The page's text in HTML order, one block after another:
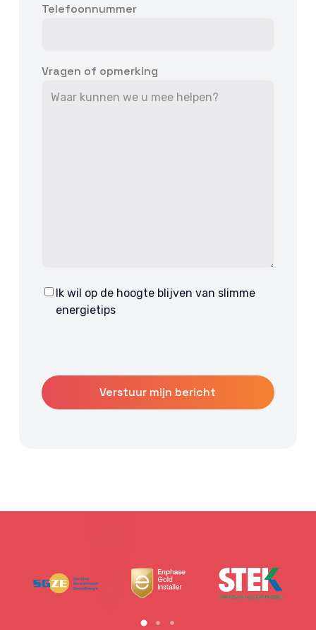
Telefoonnummer
Vragen of opmerking
Consent
Ik wil op de hoogte blijven van slimme
energietips